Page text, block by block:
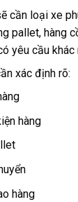
cần loại xe
pallet, hàng
yêu cầu khác
xác định rõ:
hàng
hàng